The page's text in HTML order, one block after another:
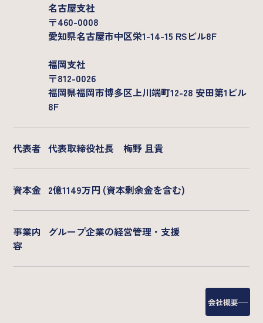
名古屋支社
〒460-0008
愛知県名古屋市中区栄1-14-15 RSビル8F
福岡支社
〒812-0026
福岡県福岡市博多区上川端町12-28 安田第1ビル
8F
代表者 代表取締役社長 梅野 且貴
資本金 2億1149万円 (資本剰余金を含む)
事業内
容
グループ企業の経営管理・支援
会社概要